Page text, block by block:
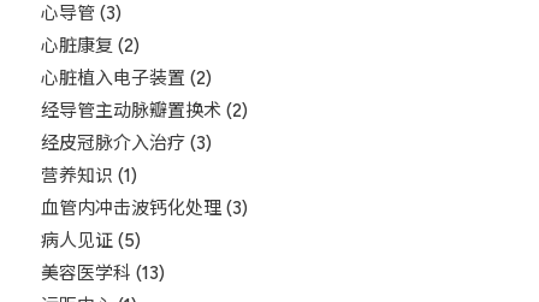
心导管(3)
心脏康复 (2)
心脏植入电子装置 (2)
经导管主动脉瓣置换术(2)
经皮冠脉介入治疗(3)
营养知识 (1)
血管内冲击波钙化处理(3)
病人见证(5)
美容医学科 (13)